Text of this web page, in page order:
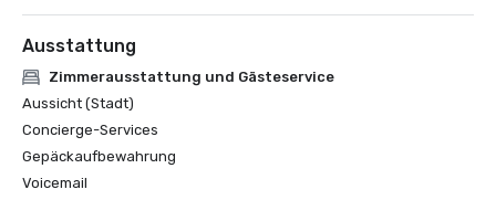
Ausstattung
Zimmerausstattung und Gästeservice
Aussicht (Stadt)
Concierge-Services
Gepäckaufbewahrung
Voicemail